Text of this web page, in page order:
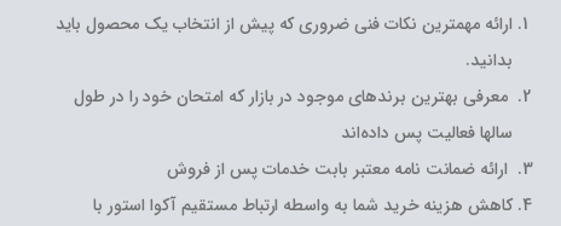
ارائه مهمترین نکات فنی ضروری که پیش از انتخاب یک محصول باید
بدانید.
معرفی بهترین برندهای موجود در بازار که امتحان خود را در طول
سالها فعالیت پس داده‌اند
ارائه ضمانت نامه معتبر بابت خدمات پس از فروش
کاهش هزینه خرید شما به واسطه ارتباط مستقیم آکوا استور با